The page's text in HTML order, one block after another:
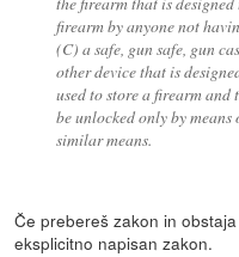
firearm by anyone not
(C) a safe, gun safe, gun
other device that is
used to store a firearm and
be unlocked only by
similar means.
Če prebereš zakon in
eksplicitno napisan zakon.